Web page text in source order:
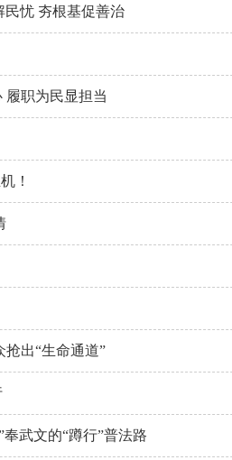
民忧 夯根基促善治
职为民显担当
！
出“生命通道”
武文的“蹲行”普法路